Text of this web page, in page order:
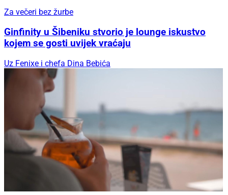
Za večeri bez žurbe
Ginfinity u Šibeniku stvorio je lounge iskustvo
kojem se gosti uvijek vraćaju
Uz Fenixe i chefa Dina Bebića